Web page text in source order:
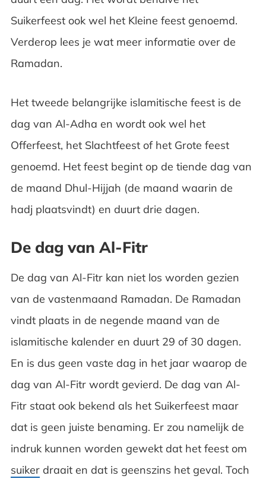
Suikerfeest ook wel het Kleine feest genoemd.
Verderop lees je wat meer informatie over de
Ramadan.
Het tweede belangrijke islamitische feest is de
dag van Al-Adha en wordt ook wel het
Offerfeest, het Slachtfeest of het Grote feest
genoemd. Het feest begint op de tiende dag van
de maand Dhul-Hijjah (de maand waarin de
hadj plaatsvindt) en duurt drie dagen.
De dag van Al-Fitr
De dag van Al-Fitr kan niet los worden gezien
van de vastenmaand Ramadan. De Ramadan
vindt plaats in de negende maand van de
islamitische kalender en duurt 29 of 30 dagen.
En is dus geen vaste dag in het jaar waarop de
dag van Al-Fitr wordt gevierd. De dag van Al-
Fitr staat ook bekend als het Suikerfeest maar
dat is geen juiste benaming. Er zou namelijk de
indruk kunnen worden gewekt dat het feest om
suikerdraait en dat is geenszins het geval. Toch